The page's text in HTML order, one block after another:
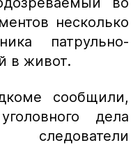
несколько
патрульно-
в живот.
сообщили,
дела